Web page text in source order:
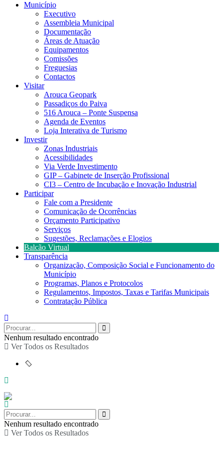
Município
Executivo
Assembleia Municipal
Documentação
Áreas de Atuação
Equipamentos
Comissões
Freguesias
Contactos
Visitar
Arouca Geopark
Passadiços do Paiva
516 Arouca – Ponte Suspensa
Agenda de Eventos
Loja Interativa de Turismo
Investir
Zonas Industriais
Acessibilidades
Via Verde Investimento
GIP – Gabinete de Inserção Profissional
CI3 – Centro de Incubação e Inovação Industrial
Participar
Fale com a Presidente
Comunicação de Ocorrências
Orçamento Participativo
Serviços
Sugestões, Reclamações e Elogios
Balcão Virtual
Transparência
Organização, Composição Social e Funcionamento do
Município
Programas, Planos e Protocolos
Regulamentos, Impostos, Taxas e Tarifas Municipais
Contratação Pública
Nenhum resultado encontrado
Ver Todos os Resultados
Nenhum resultado encontrado
Ver Todos os Resultados